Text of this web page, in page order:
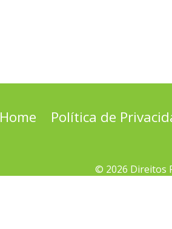
Home Política de
© 2026 Direitos